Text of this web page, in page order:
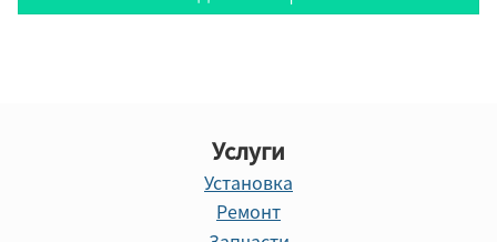
Услуги
Установка
Ремонт